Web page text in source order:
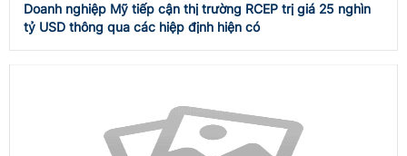
Doanh nghiệp Mỹ tiếp cận thị trường RCEP trị giá 25 nghìn
tỷ USD thông qua các hiệp định hiện có